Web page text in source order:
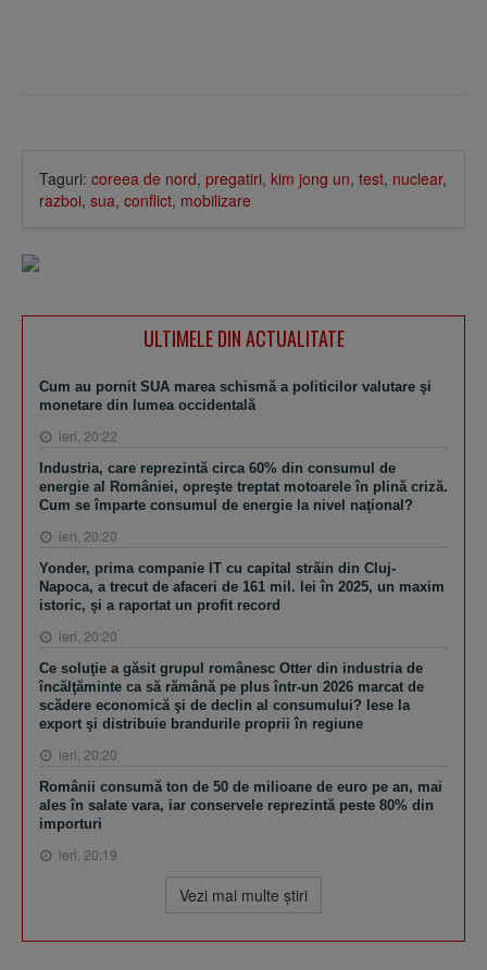
Taguri: coreea de nord, pregatiri, kim jong un, test, nuclear,
razboi, sua, conflict, mobilizare
ULTIMELE DIN ACTUALITATE
Cum au pornit SUA marea schismă a politicilor valutare şi
monetare din lumea occidentală
ieri, 20:22
Industria, care reprezintă circa 60% din consumul de
energie al României, opreşte treptat motoarele în plină criză.
Cum se împarte consumul de energie la nivel naţional?
ieri, 20:20
Yonder, prima companie IT cu capital străin din Cluj-
Napoca, a trecut de afaceri de 161 mil. lei în 2025, un maxim
istoric, şi a raportat un profit record
ieri, 20:20
Ce soluţie a găsit grupul românesc Otter din industria de
încălţăminte ca să rămână pe plus într-un 2026 marcat de
scădere economică şi de declin al consumului? Iese la
export şi distribuie brandurile proprii în regiune
ieri, 20:20
Românii consumă ton de 50 de milioane de euro pe an, mai
ales în salate vara, iar conservele reprezintă peste 80% din
importuri
ieri, 20:19
Vezi mai multe ştiri